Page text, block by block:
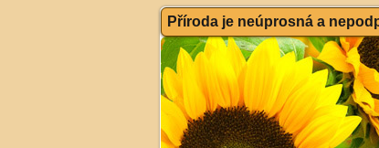
Příroda je neúprosná a